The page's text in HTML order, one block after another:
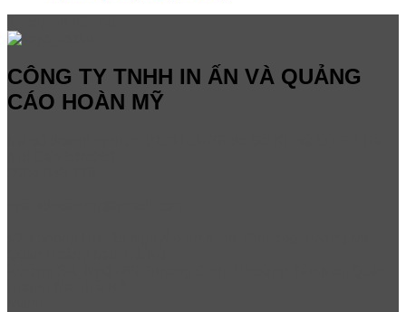
CÔNG TY TNHH IN ẤN VÀ QUẢNG
CÁO HOÀN MỸ